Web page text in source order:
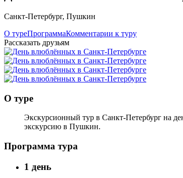
Санкт-Петербург, Пушкин
О туреПрограммаКомментарии к туру
Рассказать друзьям
О туре
Экскурсионный тур в Санкт-Петербург на
экскурсию в Пушкин.
Программа тура
1 день